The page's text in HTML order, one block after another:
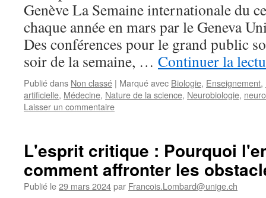
Genève La Semaine internationale du
chaque année en mars par le Geneva
Des conférences pour le grand public
soir de la semaine, … Continuer la
Publié dans Non classé | Marqué avec Biologie, Enseignement,
artificielle, Médecine, Nature de la science, Neurobiologie,
Laisser un commentaire
L'esprit critique : Pourquoi
comment affronter les
Publié le29 mars 2024par Francois.Lombard@unige.ch